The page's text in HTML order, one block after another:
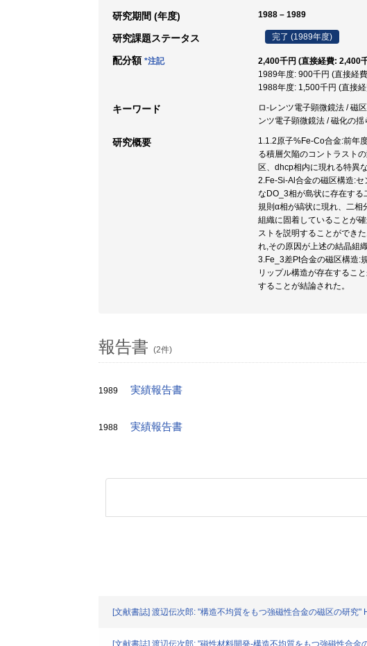
研究期間 (年度) 1988 – 1989
研究課題ステータス 完了 (1989年度)
配分額 *注記
2,400千円 (直接経費: 2,400
1989年度: 900千円 (直接経
1988年度: 1,500千円 (直接
キーワード
ロ-レンツ電子顕微鏡法 / 磁
ンツ電子顕微鏡法 / 磁化の
研究概要
1.1.2原子%Fe-Co合金:前年
る積層欠陥のコントラスト
区、dhcp相内に現れる特異
2.Fe-Si-Al合金の磁区構造:
なDO_3相が島状に存在す
規則α相が縞状に現れ、二相
組織に固着していることが
ストを説明することができ
れ,その原因が上述の結晶組
3.Fe_3差Pt合金の磁区構造:
リップル構造が存在するこ
することが結論された。
報告書 (2件)
1989 実績報告書
1988 実績報告書
[文献書誌] 渡辺伝次郎: "構造不均質をもつ強磁性合金の磁区の研究
[文献書誌] 渡辺伝次郎: "磁性材料開発-構造不均質をもつ強磁性合金